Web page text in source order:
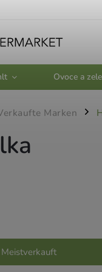
Ovoce a
Marken /
Meistverkauft